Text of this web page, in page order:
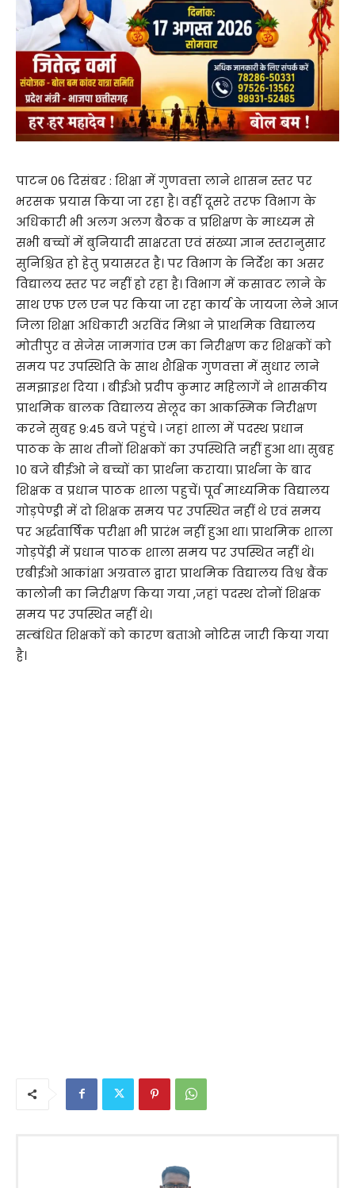
पाटन 06 दिसंबर : शिक्षा में गुणवत्ता लाने शासन स्तर पर
भरसक प्रयास किया जा रहा है। वहीं दूसरे तरफ विभाग के
अधिकारी भी अलग अलग बैठक व प्रशिक्षण के माध्यम से
सभी बच्चों में बुनियादी साक्षरता एवं संख्या ज्ञान स्तरानुसार
सुनिश्चित हो हेतु प्रयासरत है। पर विभाग के निर्देश का असर
विद्यालय स्तर पर नहीं हो रहा है। विभाग में कसावट लाने के
साथ एफ एल एन पर किया जा रहा कार्य के जायजा लेने आज
जिला शिक्षा अधिकारी अरविंद मिश्रा ने प्राथमिक विद्यालय
मोतीपुर व सेजेस जामगांव एम का निरीक्षण कर शिक्षकों को
समय पर उपस्थिति के साथ शैक्षिक गुणवत्ता में सुधार लाने
समझाइश दिया । बीईओ प्रदीप कुमार महिलागें ने शासकीय
प्राथमिक बालक विद्यालय सेलूद का आकस्मिक निरीक्षण
करने सुबह 9:45 बजे पहुंचे । जहां शाला में पदस्थ प्रधान
पाठक के साथ तीनों शिक्षकों का उपस्थिति नहीं हुआ था। सुबह
10 बजे बीईओ ने बच्चों का प्रार्थना कराया। प्रार्थना के बाद
शिक्षक व प्रधान पाठक शाला पहुचें। पूर्व माध्यमिक विद्यालय
गोड़पेण्ड्री में दो शिक्षक समय पर उपस्थित नहीं थे एवं समय
पर अर्द्धवार्षिक परीक्षा भी प्रारंभ नहीं हुआ था। प्राथमिक शाला
गोड़पेंड्री में प्रधान पाठक शाला समय पर उपस्थित नहीं थे।
एबीईओ आकांक्षा अग्रवाल द्वारा प्राथमिक विद्यालय विश्व बैंक
कालोनी का निरीक्षण किया गया ,जहां पदस्थ दोनों शिक्षक
समय पर उपस्थित नहीं थे।
सम्बंधित शिक्षकों को कारण बताओ नोटिस जारी किया गया
है।